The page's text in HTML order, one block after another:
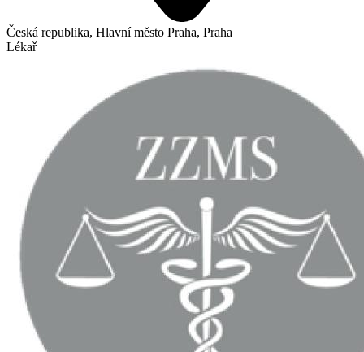
Česká republika, Hlavní město Praha, Praha
Lékař